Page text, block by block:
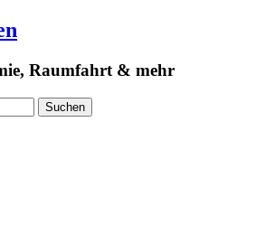
Raumfahrt & mehr